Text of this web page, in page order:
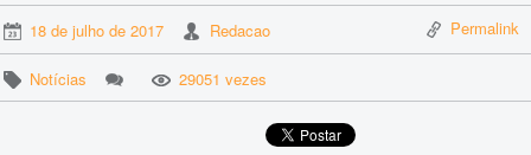
18 de julho de 2017 Redacao Permalink
Notícias 29051 vezes